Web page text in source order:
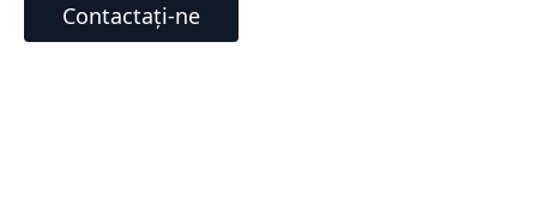
Contactați-ne